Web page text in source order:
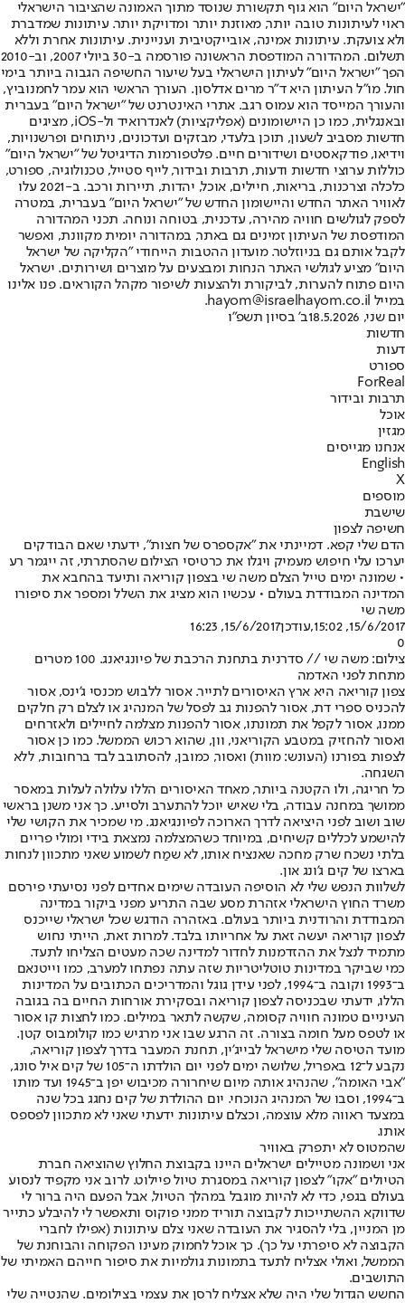
"ישראל היום" הוא גוף תקשורת שנוסד מתוך האמונה שהציבור הישראלי
ראוי לעיתונות טובה יותר, מאוזנת יותר ומדויקת יותר. עיתונות שמדברת
ולא צועקת. עיתונות אמינה, אובייקטיבית ועניינית. עיתונות אחרת וללא
תשלום. המהדורה המודפסת הראשונה פורסמה ב-30 ביולי 2007, וב-2010
הפך "ישראל היום" לעיתון הישראלי בעל שיעור החשיפה הגבוה ביותר בימי
חול. מו"ל העיתון היא ד"ר מרים אדלסון. העורך הראשי הוא עמר לחמנוביץ,
והעורך המייסד הוא עמוס רגב. אתרי האינטרנט של "ישראל היום" בעברית
ובאנגלית, כמו כן היישומונים (אפליקציות) לאנדרואיד ול-iOS, מציגים
חדשות מסביב לשעון, תוכן בלעדי, מבזקים ועדכונים, ניתוחים ופרשנויות,
וידיאו, פודקאסטים ושידורים חיים. פלטפורמות הדיגיטל של "ישראל היום"
כוללות ערוצי חדשות ודעות, תרבות ובידור, לייף סטייל, טכנולוגיה, ספורט,
כלכלה וצרכנות, בריאות, חיילים, אוכל, יהדות, תיירות ורכב. ב-2021 עלו
לאוויר האתר החדש והיישומון החדש של "ישראל היום" בעברית, במטרה
לספק לגולשים חוויה מהירה, עדכנית, בטוחה ונוחה. תכני המהדורה
המודפסת של העיתון זמינים גם באתר, במהדורה יומית מקוונת, ואפשר
לקבל אותם גם בניוזלטר. מועדון ההטבות הייחודי "הקליקה של ישראל
היום" מציע לגולשי האתר הנחות ומבצעים על מוצרים ושירותים. ישראל
היום פתוח להערות, לביקורת ולהצעות לשיפור מקהל הקוראים. פנו אלינו
במייל hayom@israelhayom.co.il.
יום שני, 18.5.2026
ב' בסיון תשפ"ו
חדשות
דעות
ספורט
ForReal
תרבות ובידור
אוכל
מגזין
אנחנו מגייסים
English
X
מוספים
שישבת
חשיפה לצפון
הדם שלי קפא. דמיינתי את "אקספרס של חצות", ידעתי שאם הבודקים
יערכו עלי חיפוש מעמיק ויגלו את כרטיסי הצילום שהסתרתי, זה ייגמר רע
• שמונה ימים טייל הצלם משה שי בצפון קוריאה ותיעד בהחבא את
המדינה המבודדת בעולם • עכשיו הוא מציג את השלל ומספר את סיפורו
משה שי
15/6/2017, 15:02
,עודכן15/6/2017, 16:23
0
צילום: משה שי // סדרנית בתחנת הרכבת של פיונגיאנג. 100 מטרים
מתחת לפני האדמה
צפון קוריאה היא ארץ האיסורים לתייר. אסור ללבוש מכנסי ג'ינס, אסור
להכניס ספרי דת, אסור להפנות גב לפסל של המנהיג או לצלם רק חלקים
ממנו, אסור לקפל את תמונתו, אסור להפנות מצלמה לחיילים ולאזרחים
ואסור להחזיק במטבע הקוריאני, וון, שהוא רכוש הממשל. כמו כן אסור
לצפות בפורנו (העונש: מוות) ואסור, כמובן, להסתובב לבד ברחובות, ללא
השגחה.
כל חריגה, ולו הקטנה ביותר, מאחד האיסורים הללו עלולה לעלות במאסר
ממושך במחנה עבודה, בלי שאיש יוכל להתערב ולסייע. כך אני משנן בראשי
שוב ושוב לפני היציאה לדרך הארוכה לפיונגיאנג. מי שמכיר את הקושי שלי
להישמע לכללים קשיחים, במיוחד כשהמצלמה נמצאת בידי ומולי פריים
בלתי נשכח שרק מחכה שאנציח אותו, לא שמַח לשמוע שאני מתכוון לנחות
בארצו של קים ג'ונג און.
לשלוות הנפש שלי לא הוסיפה העובדה שימים אחדים לפני נסיעתי פירסם
משרד החוץ הישראלי אזהרת מסע שבה התריע מפני ביקור במדינה
המבודדת והרודנית ביותר בעולם. באזהרה הודגש שכל ישראלי שייכנס
לצפון קוריאה יעשה זאת על אחריותו בלבד. למרות זאת, הייתי נחוש
מתמיד לנצל את ההזדמנות לחדור למדינה שכה מעטים הצליחו לתעד.
כמי שביקר במדינות טוטליטריות שזה עתה נפתחו למערב, כמו וייטנאם
ב־1993 וקובה ב־1994, לפני עידן גוגל והמדריכים הכתובים על המדינות
הללו, ידעתי שבכניסה לצפון קוריאה ובסקירת אורחות החיים בה בגובה
העיניים טמונה חוויה קסומה, שקשה לתאר במילים. כמו לחצות קו אסור
או לטפס מעל חומה בצורה. זה הרגע שבו אני מרגיש כמו קולומבוס קטן.
מועד הטיסה שלי מישראל לבייג'ין, תחנת המעבר בדרך לצפון קוריאה,
נקבע ל־12 באפריל, שלושה ימים לפני יום הולדתו ה־105 של קים איל סונג,
"אבי האומה", שהנהיג אותה מיום שיחרורה מכיבוש יפן ב־1945 ועד מותו
ב־1994, וסבו של המנהיג הנוכחי. יום ההולדת של קים נחגג בכל שנה
במצעד ראווה מלא עוצמה, וכצלם עיתונות ידעתי שאני לא מתכוון לפספס
אותו.
שהמטוס לא יתפרק באוויר
אני ושמונה מטיילים ישראלים היינו בקבוצת החלוץ שהוציאה חברת
הטיולים "אקו" לצפון קוריאה במסגרת טיול פיילוט. לרוב אני מקפיד לנסוע
בעולם בגפי, כדי לא להיות מוגבל במהלך הטיול, אבל הפעם היה ברור לי
שדווקא ההשתייכות לקבוצה תוריד ממני פוקוס ותאפשר לי להיבלע כתייר
מן המניין, בלי להסגיר את העובדה שאני צלם עיתונות (אפילו לחברי
הקבוצה לא סיפרתי על כך). כך אוכל לחמוק מעינו הפקוחה והבוחנת של
הממשל, ואולי אצליח לתעד בתמונות גולמיות את סיפור חייהם האמיתי של
התושבים.
החשש הגדול שלי היה שלא אצליח לרסן את עצמי בצילומים. שהנטייה שלי